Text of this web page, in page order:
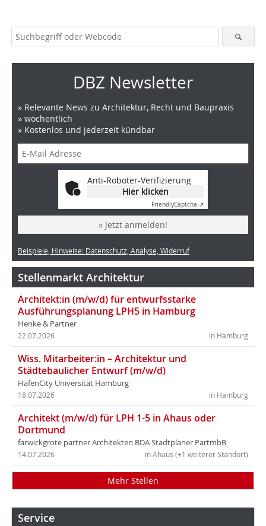
DBZ Newsletter
» Relevante News zu Architektur, Recht und Baupraxis
» wöchentlich
» Kostenlos und jederzeit kündbar
Anti-Roboter-Verifizierung
Hier klicken
FriendlyCaptcha ⇗
» Jetzt anmelden!
Beispiele, Hinweise: Datenschutz, Analyse, Widerruf
Stellenmarkt Architektur
Architekt:in (m/w/d) für entwurfsstarke
Ausführungsplanung LPH5 in Hamburg
Henke & Partner
in Hamburg
22.07.2026
Wiss. Mitarbeiter:in – Architektur und
Städtebaulicher Entwurf (m/w/d)
HafenCity Universität Hamburg
in Hamburg
18.07.2026
Architekt (m/w/d) für LPH 1-5 in Ahaus oder
Dortmund
farwickgrote partner Architekten BDA Stadtplaner PartmbB
in Ahaus (+1 weiterer Standort)
14.07.2026
Mehr Stellen
Service